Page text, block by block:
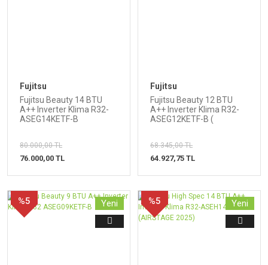
Fujitsu
Fujitsu Beauty 14 BTU
A++ Inverter Klima R32-
ASEG14KETF-B
80.000,00 TL
76.000,00 TL
Fujitsu
Fujitsu Beauty 12 BTU
A++ Inverter Klima R32-
ASEG12KETF-B (
68.345,00 TL
64.927,75 TL
%5 Yeni %5 Yeni